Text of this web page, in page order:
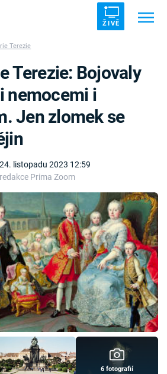
ŽIVĚ
Terezie
24. listopadu 2023 12:59
redakce Prima Zoom
Terezie: Bojovaly
nemocemi i
Jen zlomek se
6 fotografií